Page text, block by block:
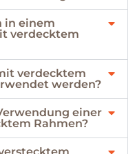
in einem
verdecktem
verdecktem
werden?
einer
Rahmen?